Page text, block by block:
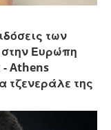
των
Ευρώπη
Athens
τζενεράλε της